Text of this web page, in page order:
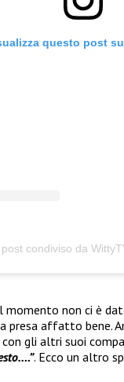
questo post
post condiviso da
momento non ci è
presa affatto bene.
gli altri suoi
. Ecco un altro